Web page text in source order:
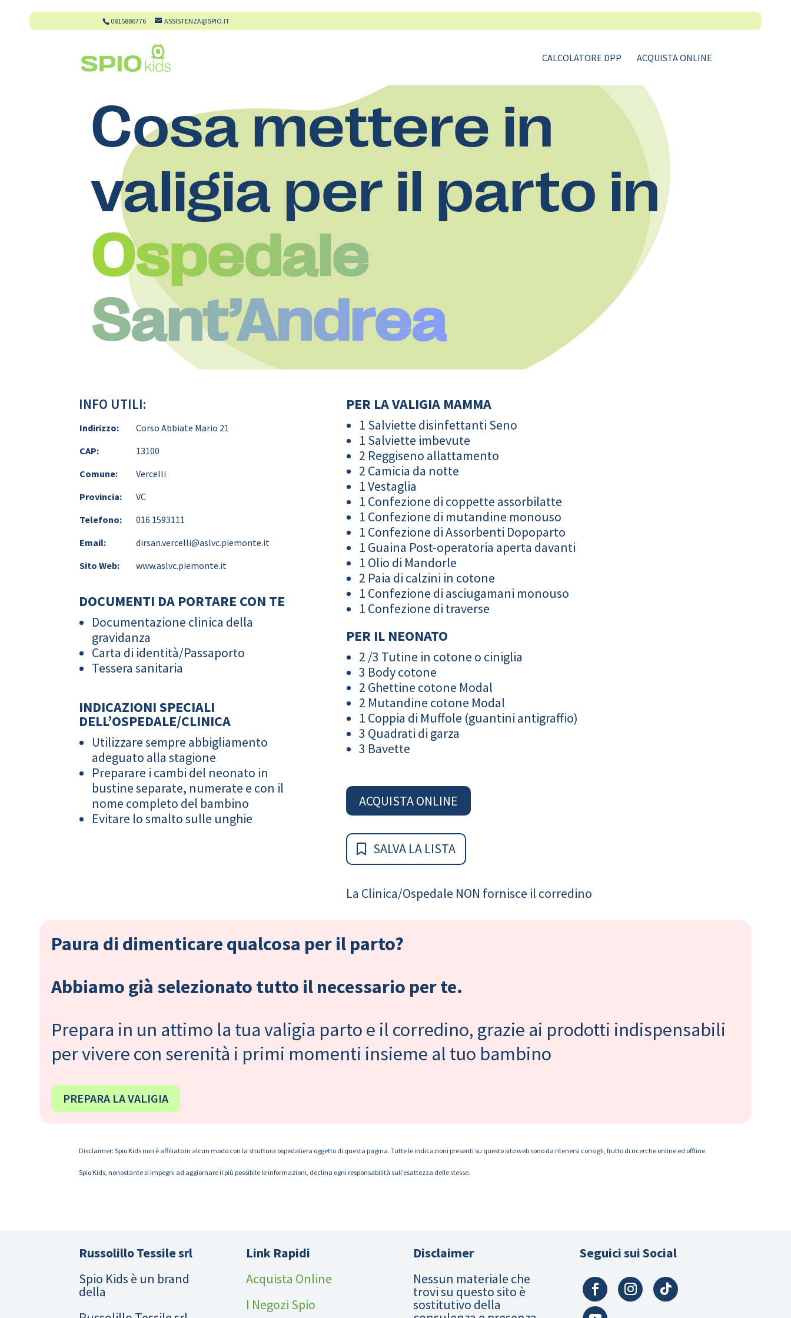
0815886776 ASSISTENZA@SPIO.IT
CALCOLATORE DPP ACQUISTA ONLINE
Cosa mettere in
valigia per il parto in
Ospedale
Sant’Andrea
INFO UTILI:
Indirizzo:
Corso Abbiate Mario 21
CAP:
13100
Comune:
Vercelli
Provincia:
VC
Telefono:
016 1593111
Email:
dirsan.vercelli@aslvc.piemonte.it
Sito Web:
www.aslvc.piemonte.it
DOCUMENTI DA PORTARE CON TE
Documentazione clinica della
gravidanza
Carta di identità/Passaporto
Tessera sanitaria
INDICAZIONI SPECIALI
DELL’OSPEDALE/CLINICA
Utilizzare sempre abbigliamento
adeguato alla stagione
Preparare i cambi del neonato in
bustine separate, numerate e con il
nome completo del bambino
Evitare lo smalto sulle unghie
PER LA VALIGIA MAMMA
1 Salviette disinfettanti Seno
1 Salviette imbevute
2 Reggiseno allattamento
2 Camicia da notte
1 Vestaglia
1 Confezione di coppette assorbilatte
1 Confezione di mutandine monouso
1 Confezione di Assorbenti Dopoparto
1 Guaina Post-operatoria aperta davanti
1 Olio di Mandorle
2 Paia di calzini in cotone
1 Confezione di asciugamani monouso
1 Confezione di traverse
PER IL NEONATO
2 /3 Tutine in cotone o ciniglia
3 Body cotone
2 Ghettine cotone Modal
2 Mutandine cotone Modal
1 Coppia di Muffole (guantini antigraffio)
3 Quadrati di garza
3 Bavette
ACQUISTA ONLINE
SALVA LA LISTA
La Clinica/Ospedale NON fornisce il corredino
Paura di dimenticare qualcosa per il parto?
Abbiamo già selezionato tutto il necessario per te.
Prepara in un attimo la tua valigia parto e il corredino, grazie ai prodotti indispensabili
per vivere con serenità i primi momenti insieme al tuo bambino
PREPARA LA VALIGIA
Disclaimer: Spio Kids non è affiliato in alcun modo con la struttura ospedaliera oggetto di questa pagina. Tutte le indicazioni presenti su questo sito web sono da ritenersi consigli, frutto di ricerche online ed offline.
Spio Kids, nonostante si impegni ad aggiornare il più possibile le informazioni, declina ogni responsabilità sull’esattezza delle stesse.
Russolillo Tessile srl
Spio Kids è un brand
della
Link Rapidi
Acquista Online
I Negozi Spio
Disclaimer
Nessun materiale che
trovi su questo sito è
sostitutivo della
Seguici sui Social